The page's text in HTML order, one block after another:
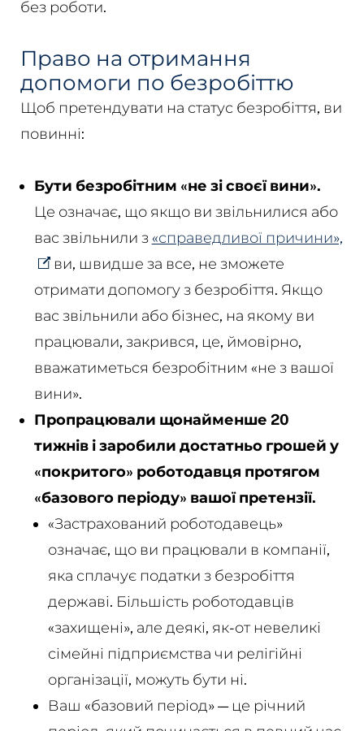
без роботи.
Право на отримання
допомоги по безробіттю
Щоб претендувати на статус безробіття, ви
повинні:
Бути безробітним «не зі своєї вини».
Це означає, що якщо ви звільнилися або
вас звільнили з«справедливої причини»,
ви, швидше за все, не зможете
отримати допомогу з безробіття. Якщо
вас звільнили або бізнес, на якому ви
працювали, закрився, це, ймовірно,
вважатиметься безробітним «не з вашої
вини».
Пропрацювали щонайменше 20
тижнів і заробили достатньо грошей у
«покритого» роботодавця протягом
«базового періоду» вашої претензії.
«Застрахований роботодавець»
означає, що ви працювали в компанії,
яка сплачує податки з безробіття
державі. Більшість роботодавців
«захищені», але деякі, як-от невеликі
сімейні підприємства чи релігійні
організації, можуть бути ні.
Ваш «базовий період» — це річний